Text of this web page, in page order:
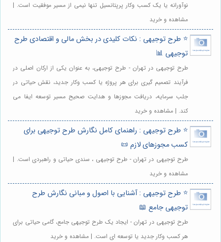
نوآورانه یا یک کسب وکار پرپتانسیل تنها نیمی از مسیر موفقیت است. |
مشاهده و خرید
⭐️ طرح توجیهی : نکات کلیدی در بخش مالی و اقتصادی طرح
توجیهی 📊
طرح توجیهی در تهران - طرح توجیهی، به عنوان یکی از ارکان اصلی در
فرآیند تصمیم گیری برای هر پروژه یا کسب وکار جدید، نقش حیاتی در
جلب سرمایه، دریافت مجوزها و هدایت صحیح مسیر توسعه ایفا می
کند. | مشاهده و خرید
⭐️ طرح توجیهی : راهنمای کامل نگارش طرح توجیهی برای
کسب مجوزهای لازم 📜
طرح توجیهی در تهران - طرح توجیهی ، سندی حیاتی و راهبردی است. |
مشاهده و خرید
⭐️ طرح توجیهی : آشنایی با اصول و مبانی نگارش طرح
توجیهی جامع 📖
طرح توجیهی در تهران - ایجاد یک طرح توجیهی جامع، گامی حیاتی برای
هر کسب وکار جدید یا توسعه ای است. | مشاهده و خرید